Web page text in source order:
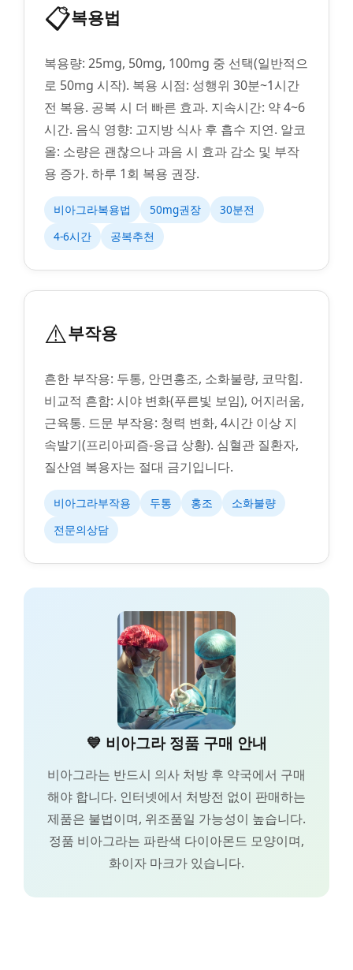
📋복용법
복용량: 25mg, 50mg, 100mg 중 선택(일반적으
로 50mg 시작). 복용 시점: 성행위 30분~1시간
전 복용. 공복 시 더 빠른 효과. 지속시간: 약 4~6
시간. 음식 영향: 고지방 식사 후 흡수 지연. 알코
올: 소량은 괜찮으나 과음 시 효과 감소 및 부작
용 증가. 하루 1회 복용 권장.
비아그라복용법 50mg권장
30분전
4-6시간
공복추천
⚠️부작용
흔한 부작용: 두통, 안면홍조, 소화불량, 코막힘.
비교적 흔함: 시야 변화(푸른빛 보임), 어지러움,
근육통. 드문 부작용: 청력 변화, 4시간 이상 지
속발기(프리아피즘-응급 상황). 심혈관 질환자,
질산염 복용자는 절대 금기입니다.
비아그라부작용 두통 홍조
소화불량
전문의상담
💙 비아그라 정품 구매 안내
비아그라는 반드시 의사 처방 후 약국에서 구매
해야 합니다. 인터넷에서 처방전 없이 판매하는
제품은 불법이며, 위조품일 가능성이 높습니다.
정품 비아그라는 파란색 다이아몬드 모양이며,
화이자 마크가 있습니다.